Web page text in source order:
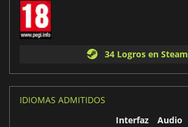
34 Logros en Steam
IDIOMAS ADMITIDOS
Interfaz
Audio